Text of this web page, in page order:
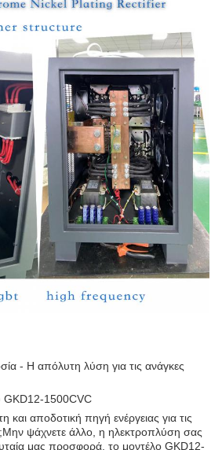
- Η απόλυτη λύση για τις ανάγκες
GKD12-1500CVC
και αποδοτική πηγή ενέργειας για τις
ψάχνετε άλλο, η ηλεκτροπλύση σας
μας προσφορά, το μοντέλο GKD12-